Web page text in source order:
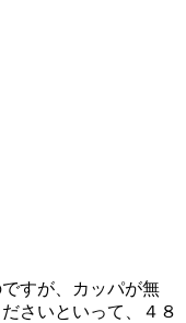
すが、カッパが無
さいといって、４８